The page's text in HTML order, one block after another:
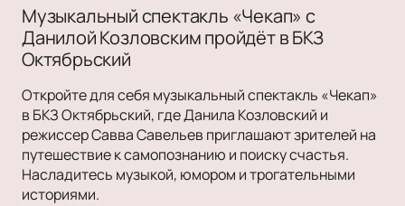
Музыкальный спектакль «Чекап» с
Данилой Козловским пройдёт в БКЗ
Октябрьский
Откройте для себя музыкальный спектакль «Чекап»
в БКЗ Октябрьский, где Данила Козловский и
режиссер Савва Савельев приглашают зрителей на
путешествие к самопознанию и поиску счастья.
Насладитесь музыкой, юмором и трогательными
историями.